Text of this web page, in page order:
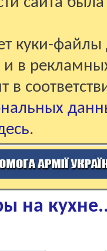
куки-файлы
и в
в
.
на